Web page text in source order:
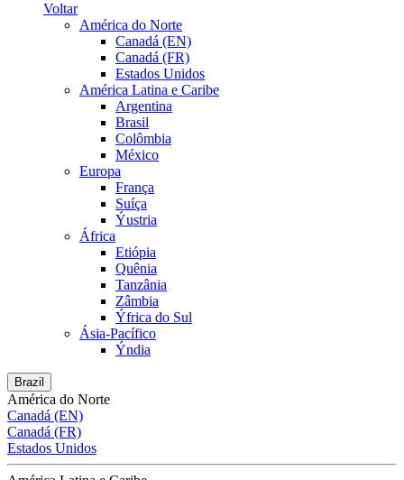
Voltar
América do Norte
Canadá (EN)
Canadá (FR)
Estados Unidos
América Latina e Caribe
Argentina
Brasil
Colômbia
México
Europa
França
Suíça
Ýustria
África
Etiópia
Quênia
Tanzânia
Zâmbia
Ýfrica do Sul
Ásia-Pacífico
Ýndia
Brazil
América do Norte
Canadá (EN)
Canadá (FR)
Estados Unidos